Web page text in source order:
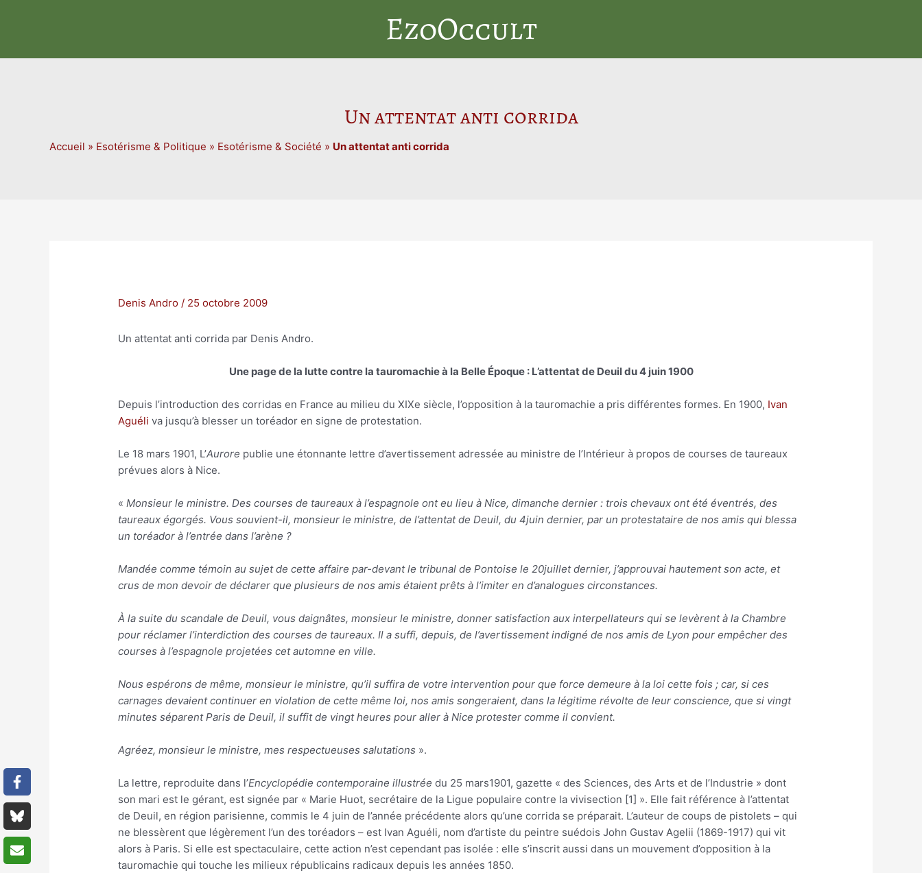
EzoOccult
Un attentat anti corrida
Accueil » Esotérisme & Politique » Esotérisme & Société » Un attentat anti corrida
Denis Andro / 25 octobre 2009
Un attentat anti corrida par Denis Andro.
Une page de la lutte contre la tauromachie à la Belle Époque : L’attentat de Deuil du 4 juin 1900
Depuis l’introduction des corridas en France au milieu du XIXe siècle, l’opposition à la tauromachie a pris différentes formes. En 1900, Ivan
Aguéli va jusqu’à blesser un toréador en signe de protestation.
Le 18 mars 1901, L’Aurore publie une étonnante lettre d’avertissement adressée au ministre de l’Intérieur à propos de courses de taureaux
prévues alors à Nice.
«Monsieur le ministre. Des courses de taureaux à l’espagnole ont eu lieu à Nice, dimanche dernier : trois chevaux ont été éventrés, des
taureaux égorgés. Vous souvient-il, monsieur le ministre, de l’attentat de Deuil, du 4juin dernier, par un protestataire de nos amis qui blessa
un toréador à l’entrée dans l’arène ?
Mandée comme témoin au sujet de cette affaire par-devant le tribunal de Pontoise le 20juillet dernier, j’approuvai hautement son acte, et
crus de mon devoir de déclarer que plusieurs de nos amis étaient prêts à l’imiter en d’analogues circonstances.
À la suite du scandale de Deuil, vous daignâtes, monsieur le ministre, donner satisfaction aux interpellateurs qui se levèrent à la Chambre
pour réclamer l’interdiction des courses de taureaux. Il a suffi, depuis, de l’avertissement indigné de nos amis de Lyon pour empêcher des
courses à l’espagnole projetées cet automne en ville.
Nous espérons de même, monsieur le ministre, qu’il suffira de votre intervention pour que force demeure à la loi cette fois ; car, si ces
carnages devaient continuer en violation de cette même loi, nos amis songeraient, dans la légitime révolte de leur conscience, que si vingt
minutes séparent Paris de Deuil, il suffit de vingt heures pour aller à Nice protester comme il convient.
Agréez, monsieur le ministre, mes respectueuses salutations ».
La lettre, reproduite dans l’Encyclopédie contemporaine illustrée du 25 mars1901, gazette « des Sciences, des Arts et de l’Industrie » dont
son mari est le gérant, est signée par « Marie Huot, secrétaire de la Ligue populaire contre la vivisection [1] ». Elle fait référence à l’attentat
de Deuil, en région parisienne, commis le 4 juin de l’année précédente alors qu’une corrida se préparait. L’auteur de coups de pistolets – qui
ne blessèrent que légèrement l’un des toréadors – est Ivan Aguéli, nom d’artiste du peintre suédois John Gustav Agelii (1869-1917) qui vit
alors à Paris. Si elle est spectaculaire, cette action n’est cependant pas isolée : elle s’inscrit aussi dans un mouvement d’opposition à la
tauromachie qui touche les milieux républicains radicaux depuis les années 1850.